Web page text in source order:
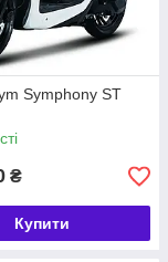
Symphony ST
₴
Купити